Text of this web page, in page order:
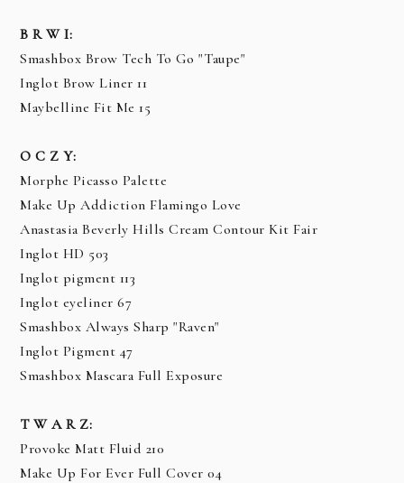
B R W I:
Smashbox Brow Tech To Go "Taupe"
Inglot Brow Liner 11
Maybelline Fit Me 15
O C Z Y:
Morphe Picasso Palette
Make Up Addiction Flamingo Love
Anastasia Beverly Hills Cream Contour Kit Fair
Inglot HD 503
Inglot pigment 113
Inglot eyeliner 67
Smashbox Always Sharp "Raven"
Inglot Pigment 47
Smashbox Mascara Full Exposure
T W A R Z:
Provoke Matt Fluid 210
Make Up For Ever Full Cover 04